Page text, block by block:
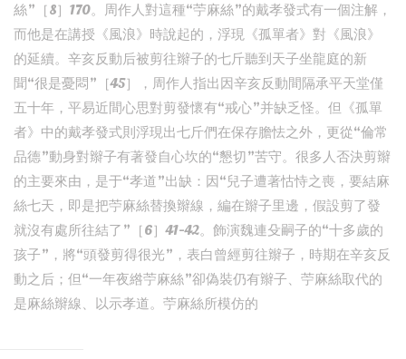
絲”［8］170。周作人對這種“苧麻絲”的戴孝發式有一個注解，
而他是在講授《風浪》時說起的，浮現《孤單者》對《風浪》
的延續。辛亥反動后被剪往辮子的七斤聽到天子坐龍庭的新
聞“很是憂悶”［45］，周作人指出因辛亥反動間隔承平天堂僅
五十年，平易近間心思對剪發懷有“戒心”并缺乏怪。但《孤單
者》中的戴孝發式則浮現出七斤們在保存膽怯之外，更從“倫常
品德”動身對辮子有著發自心坎的“懇切”苦守。很多人否決剪辮
的主要來由，是于“孝道”出缺：因“兒子遭著怙恃之喪，要結麻
絲七天，即是把苧麻絲替換辮線，編在辮子里邊，假設剪了發
就沒有處所往結了”［6］41-42。飾演魏連殳嗣子的“十多歲的
孩子”，將“頭發剪得很光”，表白曾經剪往辮子，時期在辛亥反
動之后；但“一年夜綹苧麻絲”卻偽裝仍有辮子、苧麻絲取代的
是麻絲辮線、以示孝道。苧麻絲所模仿的